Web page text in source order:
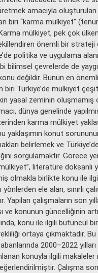
amacıyla
biri “karma mülkiyet”
Karma mülkiyet, pek çok
önemli bir strateji
politika ve uygulama
bilimsel çevrelerde de
değildir. Bunun en önemli
biri Türkiye’de mülkiyet
yasal zeminin oluşmamış
dünya genelinde
karma mülkiyet
yaklaşımın konut
belirlemek ve Türkiye’de
sorgulamaktır. Görece
literatüre doksanlı
olmakla birlikte konu ile
yönlerden ele alan, sınırlı
Yapılan çalışmaların son
ve konunun güncelliğinin
konu ile ilgili bütüncül
ortaya çıkmaktadır.
2000–2022 yılları
konuyla ilgili
Çalışma